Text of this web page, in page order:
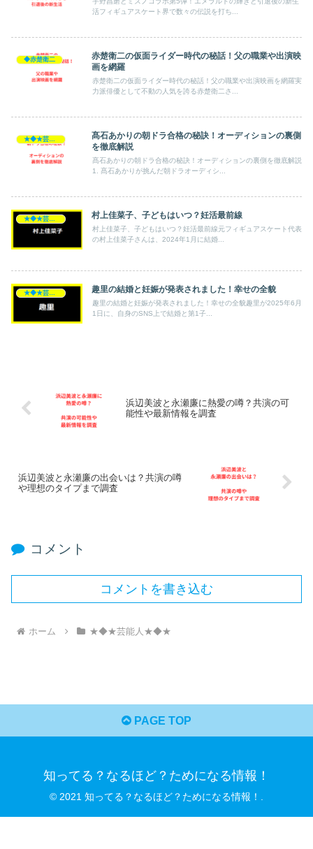
活フィギュアスケート界で数々の伝説を打ち...
◆赤楚衛二
赤楚衛二の仮面ライダー時代の秘話！父の職業や出演映
画を網羅
赤楚衛二の仮面ライダー時代の秘話！父の職業や出演映画を網羅実
力派俳優として不動の人気を誇る赤楚衛二さ...
★◆★芸能人★◆★
髙石あかりの朝ドラ合格の秘訣！オーディションの裏側
を徹底解説
髙石あかりの朝ドラ合格の秘訣！オーディションの裏側を徹底解説
1. 髙石あかりが挑んだ朝ドラオーディシ...
★◆★芸能人★◆★ 村上佳菜子、子どもはいつ？妊活最前線
村上佳菜子、子どもはいつ？妊活最前線元フィギュアスケート代表
の村上佳菜子さんは、2024年1月に結婚...
★◆★芸能人★◆★ 趣里の結婚と妊娠が発表されました！幸せの全貌
趣里の結婚と妊娠が発表されました！幸せの全貌趣里が2025年6月
1日に、自身のSNS上で結婚と第1子...
浜辺美波と永瀬廉に熱愛の噂？共演の可
能性や最新情報を調査
浜辺美波と永瀬廉の出会いは？共演の噂
や理想のタイプまで調査
コメント
コメントを書き込む
ホーム ★◆★芸能人★◆★
PAGE TOP
知ってる？なるほど？ためになる情報！
© 2021 知ってる？なるほど？ためになる情報！.